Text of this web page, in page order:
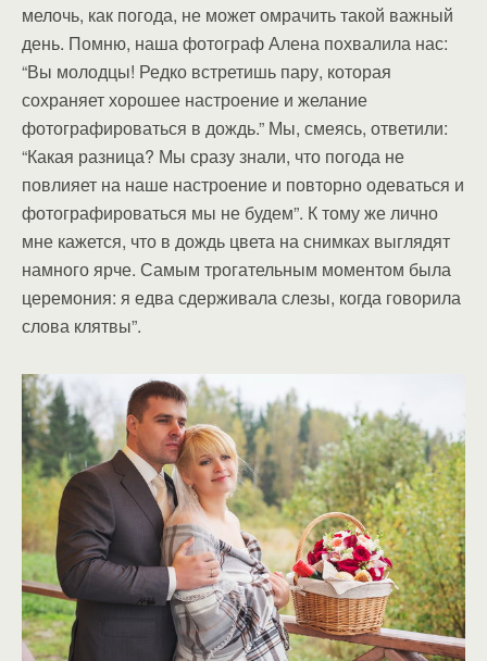
мелочь, как погода, не может омрачить такой важный
день. Помню, наша фотограф Алена похвалила нас:
“Вы молодцы! Редко встретишь пару, которая
сохраняет хорошее настроение и желание
фотографироваться в дождь.” Мы, смеясь, ответили:
“Какая разница? Мы сразу знали, что погода не
повлияет на наше настроение и повторно одеваться и
фотографироваться мы не будем”. К тому же лично
мне кажется, что в дождь цвета на снимках выглядят
намного ярче. Самым трогательным моментом была
церемония: я едва сдерживала слезы, когда говорила
слова клятвы”.